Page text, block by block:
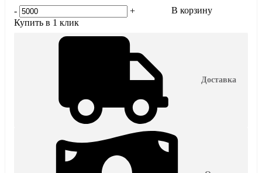
-
+
В корзину
Купить в 1 клик
Доставка